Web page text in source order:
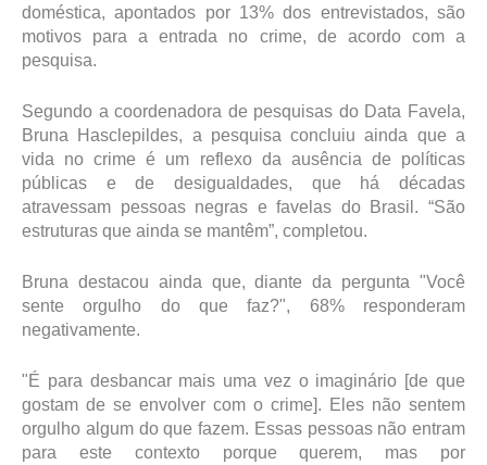
doméstica, apontados por 13% dos entrevistados, são
motivos para a entrada no crime, de acordo com a
pesquisa.
Segundo a coordenadora de pesquisas do Data Favela,
Bruna Hasclepildes, a pesquisa concluiu ainda que a
vida no crime é um reflexo da ausência de políticas
públicas e de desigualdades, que há décadas
atravessam pessoas negras e favelas do Brasil. “São
estruturas que ainda se mantêm”, completou.
Bruna destacou ainda que, diante da pergunta "Você
sente orgulho do que faz?", 68% responderam
negativamente.
"É para desbancar mais uma vez o imaginário [de que
gostam de se envolver com o crime]. Eles não sentem
orgulho algum do que fazem. Essas pessoas não entram
para este contexto porque querem, mas por